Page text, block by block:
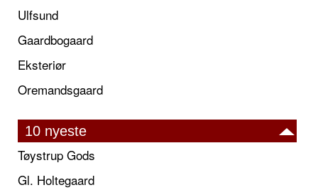
Ulfsund
Gaardbogaard
Eksteriør
Oremandsgaard
10 nyeste
Tøystrup Gods
Gl. Holtegaard